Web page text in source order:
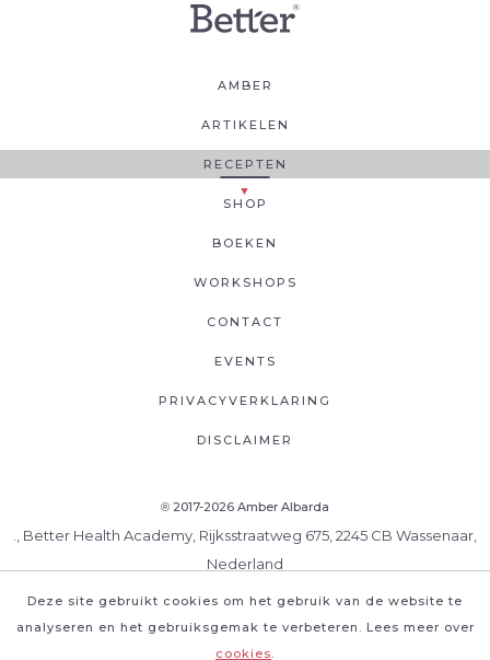
Deze site gebruikt cookies om het gebruik van de website te
analyseren en het gebruiksgemak te verbeteren. Lees meer over
cookies.
AMBER
ARTIKELEN
RECEPTEN
SHOP
BOEKEN
WORKSHOPS
CONTACT
EVENTS
PRIVACYVERKLARING
DISCLAIMER
® 2017-2026 Amber Albarda
., Better Health Academy, Rijksstraatweg 675, 2245 CB Wassenaar,
Nederland